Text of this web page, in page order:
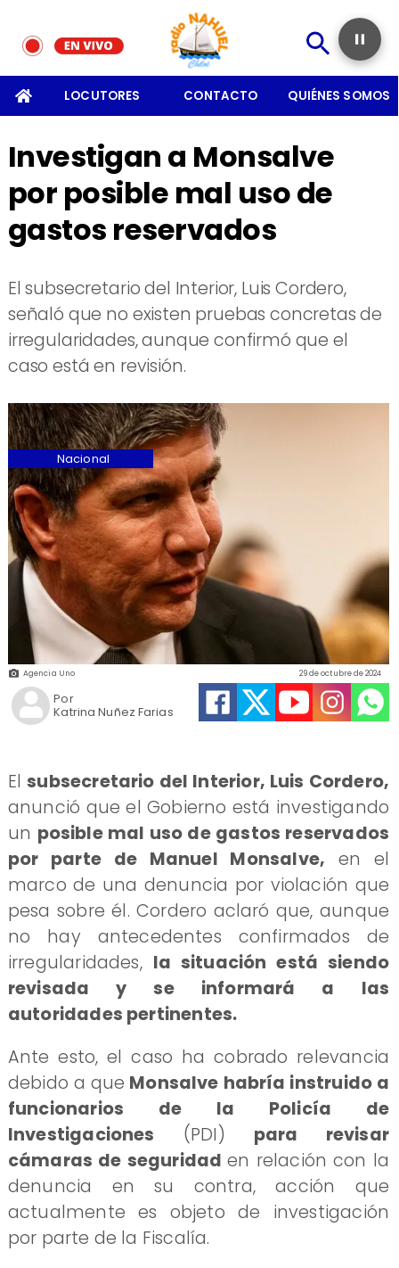
LOCUTORES CONTACTO QUIÉNES SOMOS
Investigan a Monsalve
por posible mal uso de
gastos reservados
​El subsecretario del Interior, Luis Cordero,
señaló que no existen pruebas concretas de
irregularidades, aunque confirmó que el
caso está en revisión.
Agencia Uno
Katrina Nuñez Farias
29 de octubre de 2024
Nacional
Por
​Elsubsecretario del Interior, Luis Cordero,
anunció que el Gobierno está investigando
un posible mal uso de gastos reservados
por parte de Manuel Monsalve, en el
marco de una denuncia por violación que
pesa sobre él. Cordero aclaró que, aunque
no hay antecedentes confirmados de
irregularidades, la situación está siendo
revisada y se informará a las
autoridades pertinentes.
Ante esto, el caso ha cobrado relevancia
debido a que Monsalve habría instruido a
funcionarios de la Policía de
Investigaciones (PDI) para revisar
cámaras de seguridaden relación con la
denuncia en su contra, acción que
actualmente es objeto de investigación
por parte de la Fiscalía.